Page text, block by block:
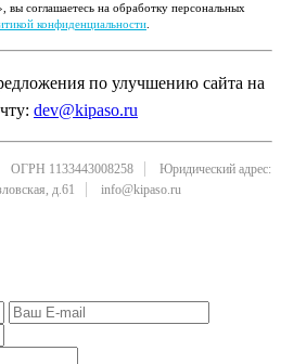
соглашаетесь на обработку персональных
конфиденциальности
по улучшению сайта на
dev@kipaso.ru
ОГРН 1133443008258
Юридический адрес:
д.61
info@kipaso.ru